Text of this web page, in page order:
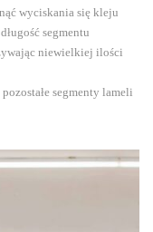
wyciskania się kleju
segmentu
niewielkiej ilości
segmenty lameli